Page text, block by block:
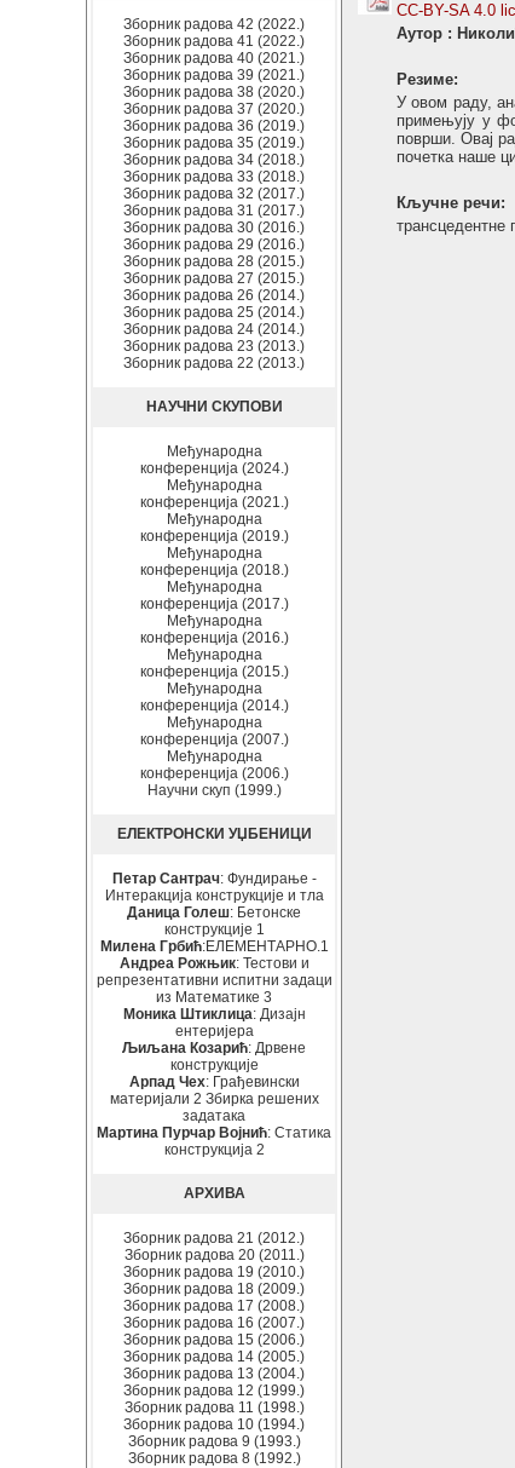
Зборник радова 42 (2022.)
Зборник радова 41 (2022.)
Зборник радова 40 (2021.)
Зборник радова 39 (2021.)
Зборник радова 38 (2020.)
Зборник радова 37 (2020.)
Зборник радова 36 (2019.)
Зборник радова 35 (2019.)
Зборник радова 34 (2018.)
Зборник радова 33 (2018.)
Зборник радова 32 (2017.)
Зборник радова 31 (2017.)
Зборник радова 30 (2016.)
Зборник радова 29 (2016.)
Зборник радова 28 (2015.)
Зборник радова 27 (2015.)
Зборник радова 26 (2014.)
Зборник радова 25 (2014.)
Зборник радова 24 (2014.)
Зборник радова 23 (2013.)
Зборник радова 22 (2013.)
НАУЧНИ СКУПОВИ
Међународна
конференција (2024.)
Међународна
конференција (2021.)
Међународна
конференција (2019.)
Међународна
конференција (2018.)
Међународна
конференција (2017.)
Међународна
конференција (2016.)
Међународна
конференција (2015.)
Међународна
конференција (2014.)
Међународна
конференција (2007.)
Међународна
конференција (2006.)
Научни скуп (1999.)
ЕЛЕКТРОНСКИ УЏБЕНИЦИ
Петар Сантрач: Фундирање -
Интеракција конструкције и тла
Даница Голеш: Бетонске
конструкције 1
Милена Грбић:ЕЛЕМЕНТАРНО.1
Андреа Рожњик: Тестови и
репрезентативни испитни задаци
из Математике 3
Моника Штиклица: Дизајн
ентеријера
Љиљана Козарић: Дрвене
конструкције
Арпад Чех: Грађевински
материјали 2 Збирка решених
задатака
Мартина Пурчар Војнић: Статика
конструкција 2
АРХИВА
Зборник радова 21 (2012.)
Зборник радова 20 (2011.)
Зборник радова 19 (2010.)
Зборник радова 18 (2009.)
Зборник радова 17 (2008.)
Зборник радова 16 (2007.)
Зборник радова 15 (2006.)
Зборник радова 14 (2005.)
Зборник радова 13 (2004.)
Зборник радова 12 (1999.)
Зборник радова 11 (1998.)
Зборник радова 10 (1994.)
Зборник радова 9 (1993.)
Зборник радова 8 (1992.)
CC-BY-SA 4.0
Аутор :
Резиме:
У овом раду,
примењују у
површи. Овај
почетка наше
Кључне речи:
трансцедентне